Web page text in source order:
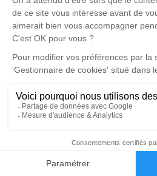
Faire-part
tout notre amour, les visites sont
membres de la famille et aux
Nous vous remercions tous pour
et l’affection que vous lui portiez.
ici.
Cérémonie